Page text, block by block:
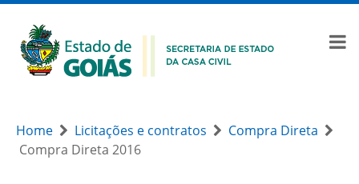
Home Licitações e contratos
Compra Direta
Compra Direta 2016